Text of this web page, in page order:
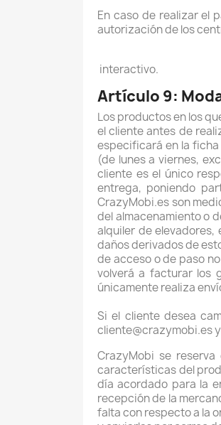
En caso de realizar el
autorización de los
interactivo.
Artículo 9:
Los productos en los
el cliente antes de
especificará en la
(de lunes a viernes,
cliente es el único
entrega, poniendo
CrazyMobi.es son
del almacenamiento o
alquiler de
daños derivados de
de acceso o de paso
volverá a facturar los
únicamente realiza
Si el cliente desea
cliente@crazymobi.es
CrazyMobi se
características del
día acordado para la
recepción de la
falta con respecto a la